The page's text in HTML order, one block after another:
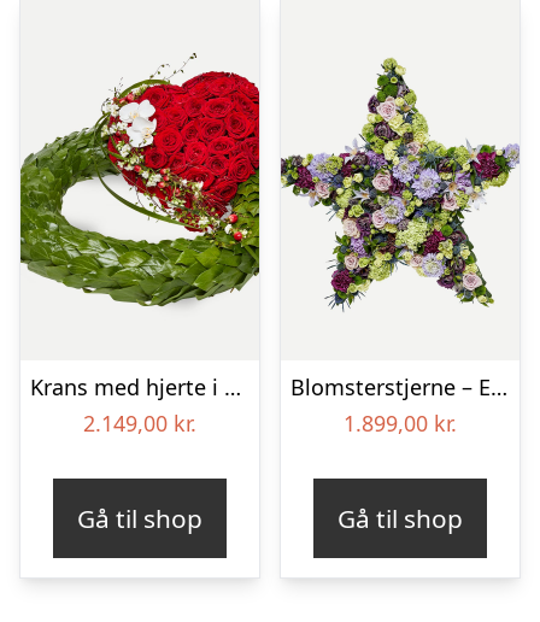
Krans med hjerte i klassisk stil – rød og hvid
2.149,00 kr.
Gå til shop
Blomsterstjerne – Et eksklusivt farvel
1.899,00 kr.
Gå til shop